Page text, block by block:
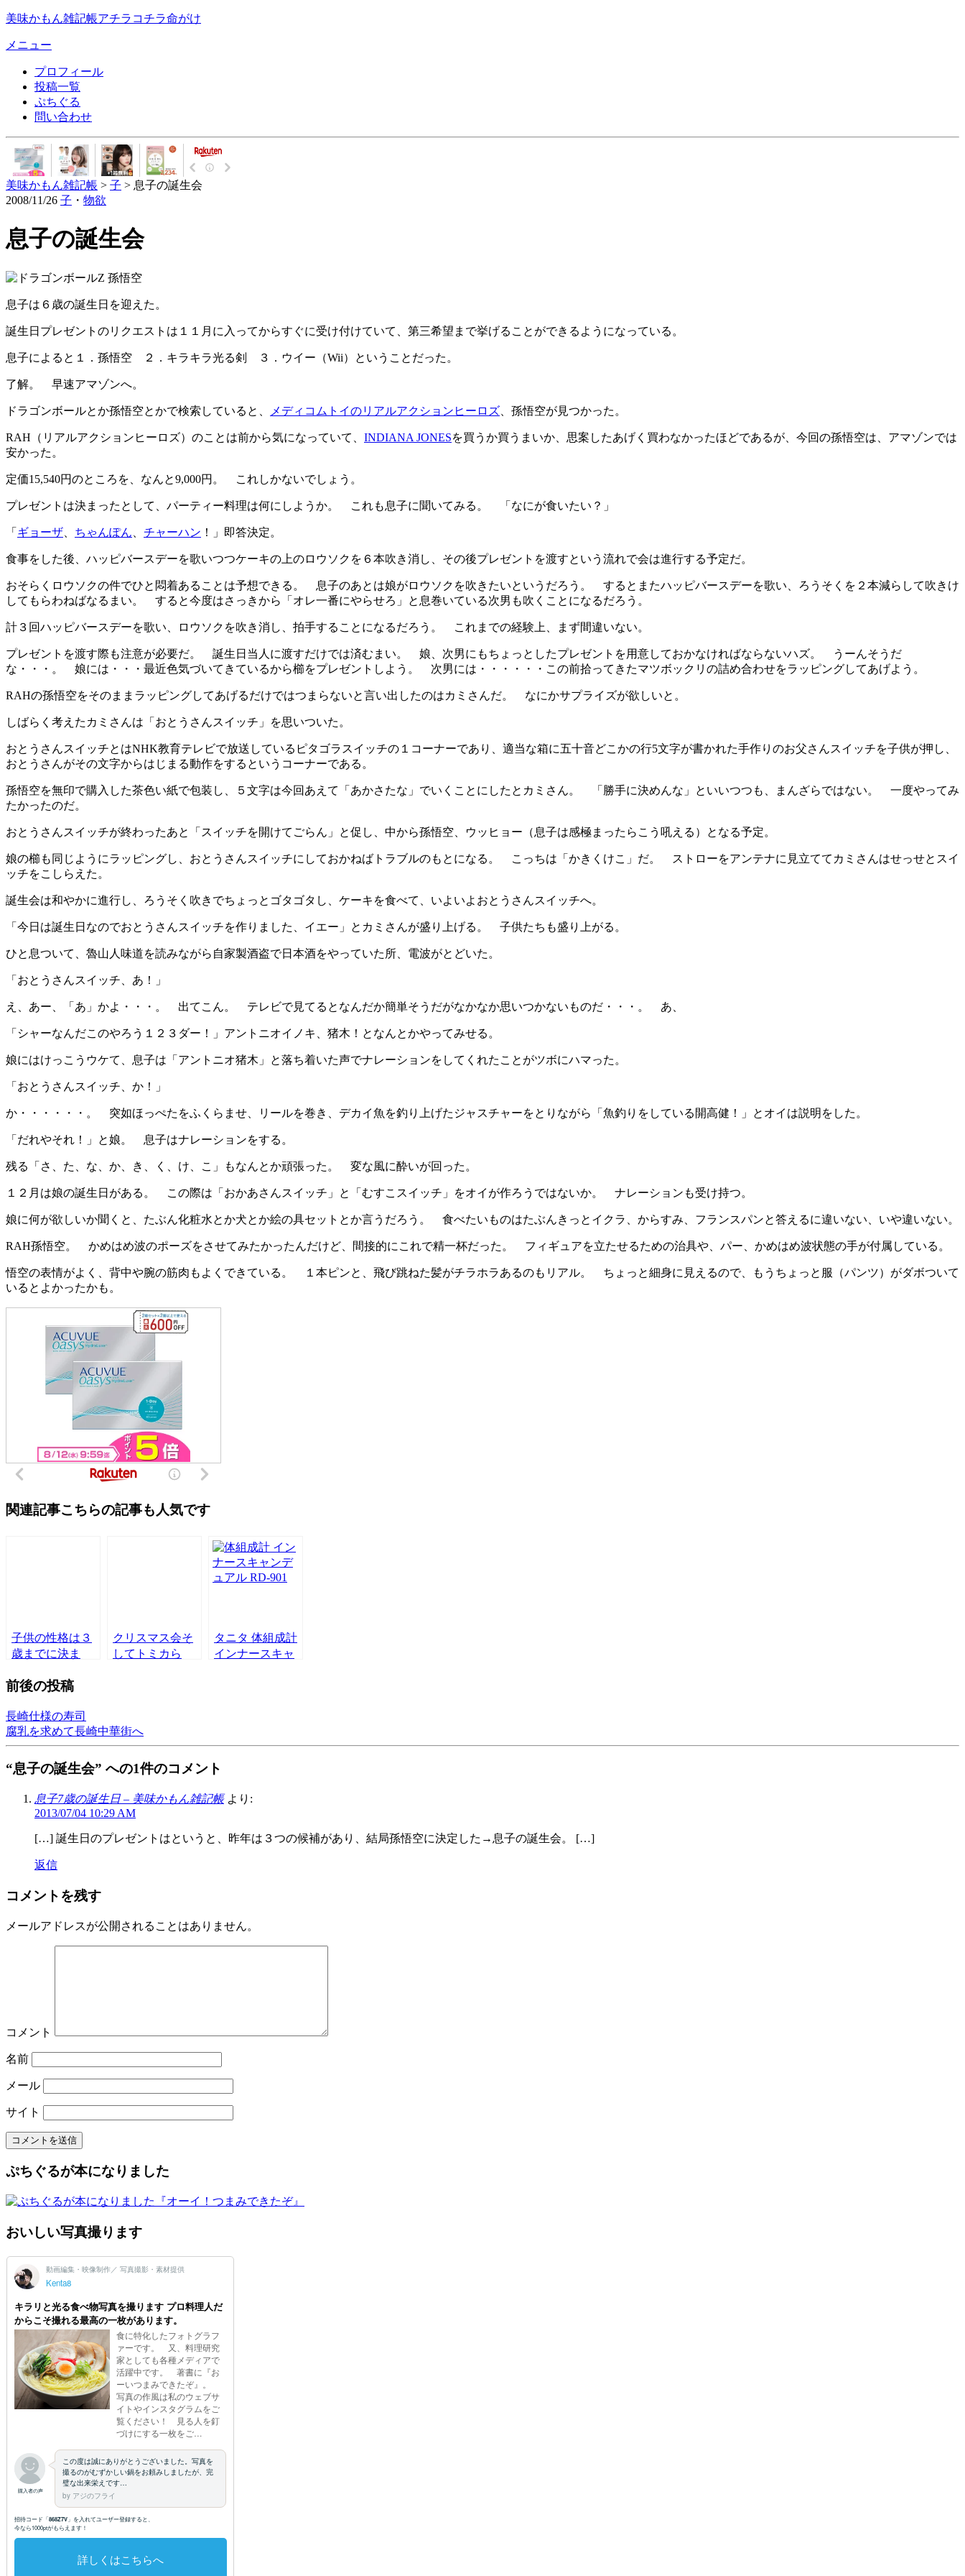
美味かもん雑記帳アチラコチラ命がけ
メニュー
プロフィール
投稿一覧
ぷちぐる
問い合わせ
美味かもん雑記帳 > 子 > 息子の誕生会
2008/11/26 子 ・ 物欲
息子の誕生会
息子は６歳の誕生日を迎えた。
誕生日プレゼントのリクエストは１１月に入ってからすぐに受け付けていて、第三希望まで挙げることができるようになっている。
息子によると１．孫悟空 ２．キラキラ光る剣 ３．ウイー（Wii）ということだった。
了解。 早速アマゾンへ。
ドラゴンボールとか孫悟空とかで検索していると、 メディコムトイのリアルアクションヒーロズ 、孫悟空が見つかった。
RAH（リアルアクションヒーロズ）のことは前から気になっていて、 INDIANA JONESを買うか買うまいか、思案したあげく買わなかったほどであるが、今回の孫悟空は、アマゾンでは
安かった。
定価15,540円のところを、なんと9,000円。 これしかないでしょう。
プレゼントは決まったとして、パーティー料理は何にしようか。 これも息子に聞いてみる。 「なにが食いたい？」
「 ギョーザ ちゃんぽん チャーハン ！」即答決定。
食事をした後、ハッピバースデーを歌いつつケーキの上のロウソクを６本吹き消し、その後プレゼントを渡すという流れで会は進行する予定だ。
おそらくロウソクの件でひと悶着あることは予想できる。 息子のあとは娘がロウソクを吹きたいというだろう。 するとまたハッピバースデーを歌い、ろうそくを２本減らして吹きけ
してもらわねばなるまい。 すると今度はさっきから「オレ一番にやらせろ」と息巻いている次男も吹くことになるだろう。
計３回ハッピバースデーを歌い、ロウソクを吹き消し、拍手することになるだろう。 これまでの経験上、まず間違いない。
プレゼントを渡す際も注意が必要だ。 誕生日当人に渡すだけでは済むまい。 娘、次男にもちょっとしたプレゼントを用意しておかなければならないハズ。 うーんそうだ
な・・・。 娘には・・・最近色気づいてきているから櫛をプレゼントしよう。 次男には・・・・・・この前拾ってきたマツボックリの詰め合わせをラッピングしてあげよう。
RAHの孫悟空をそのままラッピングしてあげるだけではつまらないと言い出したのはカミさんだ。 なにかサプライズが欲しいと。
しばらく考えたカミさんは「おとうさんスイッチ」を思いついた。
おとうさんスイッチとはNHK教育テレビで放送しているピタゴラスイッチの１コーナーであり、適当な箱に五十音どこかの行5文字が書かれた手作りのお父さんスイッチを子供が押し、
おとうさんがその文字からはじまる動作をするというコーナーである。
孫悟空を無印で購入した茶色い紙で包装し、５文字は今回あえて「あかさたな」でいくことにしたとカミさん。 「勝手に決めんな」といいつつも、まんざらではない。 一度やってみ
たかったのだ。
おとうさんスイッチが終わったあと「スイッチを開けてごらん」と促し、中から孫悟空、ウッヒョー（息子は感極まったらこう吼える）となる予定。
娘の櫛も同じようにラッピングし、おとうさんスイッチにしておかねばトラブルのもとになる。 こっちは「かきくけこ」だ。 ストローをアンテナに見立ててカミさんはせっせとスイ
ッチをこしらえた。
誕生会は和やかに進行し、ろうそく吹きでちょっとゴタゴタし、ケーキを食べて、いよいよおとうさんスイッチへ。
「今日は誕生日なのでおとうさんスイッチを作りました、イエー」とカミさんが盛り上げる。 子供たちも盛り上がる。
ひと息ついて、魯山人味道を読みながら自家製酒盗で日本酒をやっていた所、電波がとどいた。
「おとうさんスイッチ、あ！」
え、あー、「あ」かよ・・・。 出てこん。 テレビで見てるとなんだか簡単そうだがなかなか思いつかないものだ・・・。 あ、
「シャーなんだこのやろう１２３ダー！」アントニオイノキ、猪木！となんとかやってみせる。
娘にはけっこうウケて、息子は「アントニオ猪木」と落ち着いた声でナレーションをしてくれたことがツボにハマった。
「おとうさんスイッチ、か！」
か・・・・・・。 突如ほっぺたをふくらませ、リールを巻き、デカイ魚を釣り上げたジャスチャーをとりながら「魚釣りをしている開高健！」とオイは説明をした。
「だれやそれ！」と娘。 息子はナレーションをする。
残る「さ、た、な、か、き、く、け、こ」もなんとか頑張った。 変な風に酔いが回った。
１２月は娘の誕生日がある。 この際は「おかあさんスイッチ」と「むすこスイッチ」をオイが作ろうではないか。 ナレーションも受け持つ。
娘に何が欲しいか聞くと、たぶん化粧水とか犬とか絵の具セットとか言うだろう。 食べたいものはたぶんきっとイクラ、からすみ、フランスパンと答えるに違いない、いや違いない。
RAH孫悟空。 かめはめ波のポーズをさせてみたかったんだけど、間接的にこれで精一杯だった。 フィギュアを立たせるための治具や、パー、かめはめ波状態の手が付属している。
悟空の表情がよく、背中や腕の筋肉もよくできている。 １本ピンと、飛び跳ねた髪がチラホラあるのもリアル。 ちょっと細身に見えるので、もうちょっと服（パンツ）がダボついて
いるとよかったかも。
関連記事こちらの記事も人気です
子供の性格は３
歳までに決ま
クリスマス会そ
してトミカら
タニタ 体組成計
インナースキャ
前後の投稿
長崎仕様の寿司
腐乳を求めて長崎中華街へ
“息子の誕生会” への1件のコメント
息子7歳の誕生日 – 美味かもん雑記帳 より:
2013/07/04 10:29 AM
[…] 誕生日のプレゼントはというと、昨年は３つの候補があり、結局孫悟空に決定した→息子の誕生会。 […]
返信
コメントを残す
メールアドレスが公開されることはありません。
コメント
名前
メール
サイト
ぷちぐるが本になりました
おいしい写真撮ります